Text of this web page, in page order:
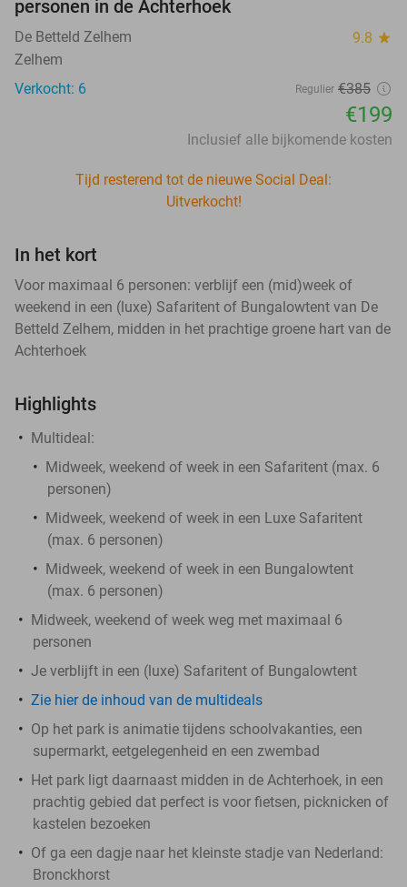
personen in de Achterhoek
De Betteld Zelhem 9.8 star
Zelhem
Verkocht: 6
Regulier €385
€199
Inclusief alle bijkomende kosten
Tijd resterend tot de nieuwe Social Deal:
Uitverkocht!
In het kort
Voor maximaal 6 personen: verblijf een (mid)week of
weekend in een (luxe) Safaritent of Bungalowtent van De
Betteld Zelhem, midden in het prachtige groene hart van de
Achterhoek
Highlights
Multideal:
Midweek, weekend of week in een Safaritent (max. 6
personen)
Midweek, weekend of week in een Luxe Safaritent
(max. 6 personen)
Midweek, weekend of week in een Bungalowtent
(max. 6 personen)
Midweek, weekend of week weg met maximaal 6
personen
Je verblijft in een (luxe) Safaritent of Bungalowtent
Zie hier de inhoud van de multideals
Op het park is animatie tijdens schoolvakanties, een
supermarkt, eetgelegenheid en een zwembad
Het park ligt daarnaast midden in de Achterhoek, in een
prachtig gebied dat perfect is voor fietsen, picknicken of
kastelen bezoeken
Of ga een dagje naar het kleinste stadje van Nederland:
Bronckhorst